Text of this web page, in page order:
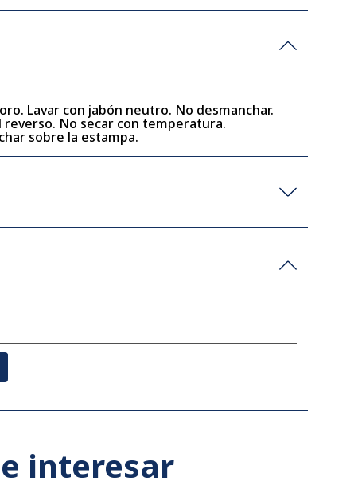
Lavar con jabón neutro. No desmanchar.
reverso. No secar con temperatura.
sobre la estampa.
interesar